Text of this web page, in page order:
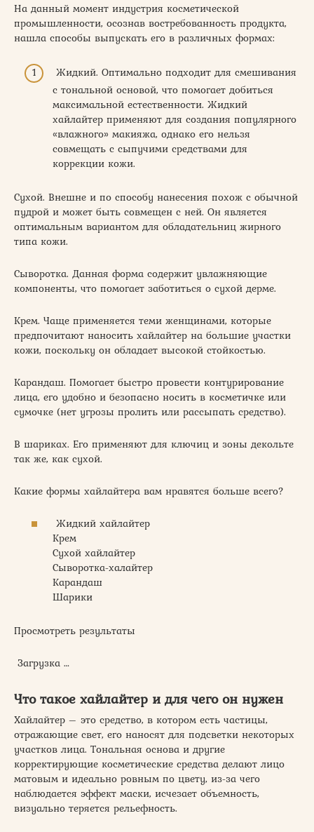
На данный момент индустрия косметической
промышленности, осознав востребованность продукта,
нашла способы выпускать его в различных формах:
Жидкий. Оптимально подходит для смешивания
с тональной основой, что помогает добиться
максимальной естественности. Жидкий
хайлайтер применяют для создания популярного
«влажного» макияжа, однако его нельзя
совмещать с сыпучими средствами для
коррекции кожи.
Сухой. Внешне и по способу нанесения похож с обычной
пудрой и может быть совмещен с ней. Он является
оптимальным вариантом для обладательниц жирного
типа кожи.
Сыворотка. Данная форма содержит увлажняющие
компоненты, что помогает заботиться о сухой дерме.
Крем. Чаще применяется теми женщинами, которые
предпочитают наносить хайлайтер на большие участки
кожи, поскольку он обладает высокой стойкостью.
Карандаш. Помогает быстро провести контурирование
лица, его удобно и безопасно носить в косметичке или
сумочке (нет угрозы пролить или рассыпать средство).
В шариках. Его применяют для ключиц и зоны декольте
так же, как сухой.
Какие формы хайлайтера вам нравятся больше всего?
Жидкий хайлайтер
Крем
Сухой хайлайтер
Сыворотка-халайтер
Карандаш
Шарики
Просмотреть результаты
Загрузка …
Что такое хайлайтер и для чего он нужен
Хайлайтер – это средство, в котором есть частицы,
отражающие свет, его наносят для подсветки некоторых
участков лица. Тональная основа и другие
корректирующие косметические средства делают лицо
матовым и идеально ровным по цвету, из-за чего
наблюдается эффект маски, исчезает объемность,
визуально теряется рельефность.